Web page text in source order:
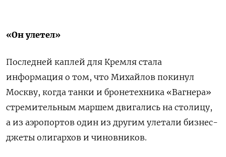
«Он улетел»
Последней каплей для Кремля стала
информация о том, что Михайлов покинул
Москву, когда танки и бронетехника «Вагнера»
стремительным маршем двигались на столицу,
а из аэропортов один из другим улетали бизнес-
джеты олигархов и чиновников.